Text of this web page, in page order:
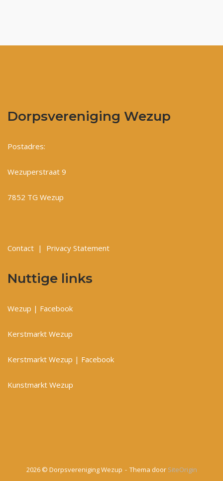
Dorpsvereniging Wezup
Postadres:
Wezuperstraat 9
7852 TG Wezup
Contact | Privacy Statement
Nuttige links
Wezup | Facebook
Kerstmarkt Wezup
Kerstmarkt Wezup | Facebook
Kunstmarkt Wezup
2026 © Dorpsvereniging Wezup Thema door SiteOrigin